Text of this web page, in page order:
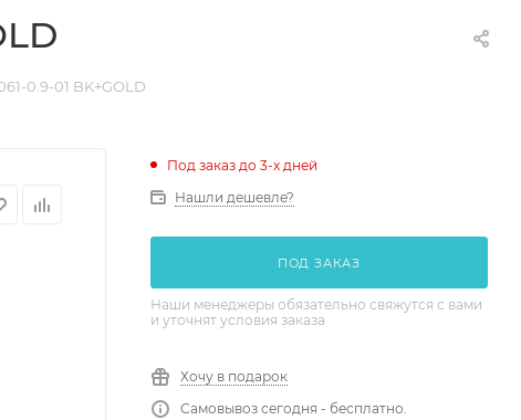
0.9-01 BK+GOLD
Под заказ до 3-х дней
Нашли дешевле?
ПОД ЗАКАЗ
Наши менеджеры обязательно свяжутся с вами
и уточнят условия заказа
Хочу в подарок
Самовывоз сегодня - бесплатно.